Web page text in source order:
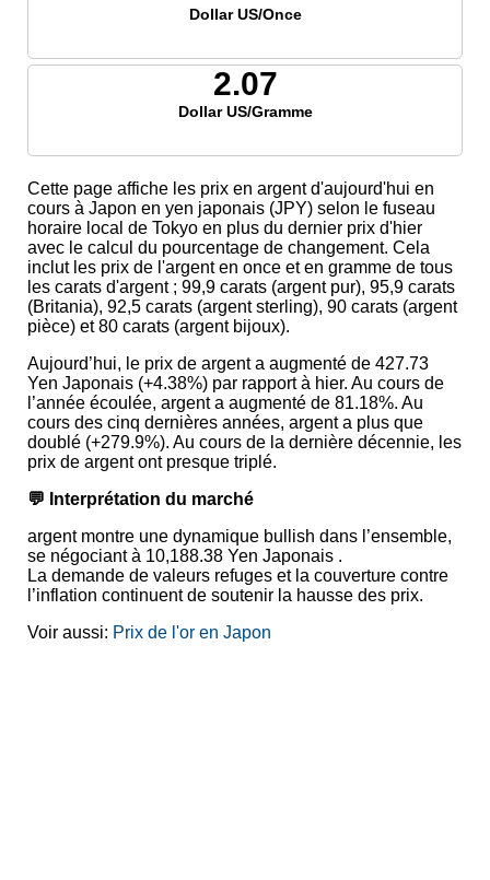
Dollar US/Once
2.07
Dollar US/Gramme
Cette page affiche les prix en argent d'aujourd'hui en
cours à Japon en yen japonais (JPY) selon le fuseau
horaire local de Tokyo en plus du dernier prix d'hier
avec le calcul du pourcentage de changement. Cela
inclut les prix de l'argent en once et en gramme de tous
les carats d'argent ; 99,9 carats (argent pur), 95,9 carats
(Britania), 92,5 carats (argent sterling), 90 carats (argent
pièce) et 80 carats (argent bijoux).
Aujourd’hui, le prix de argent a augmenté de 427.73
Yen Japonais (+4.38%) par rapport à hier. Au cours de
l’année écoulée, argent a augmenté de 81.18%. Au
cours des cinq dernières années, argent a plus que
doublé (+279.9%). Au cours de la dernière décennie, les
prix de argent ont presque triplé.
💬 Interprétation du marché
argent montre une dynamique bullish dans l’ensemble,
se négociant à 10,188.38 Yen Japonais .
La demande de valeurs refuges et la couverture contre
l’inflation continuent de soutenir la hausse des prix.
Voir aussi: Prix de l'or en Japon